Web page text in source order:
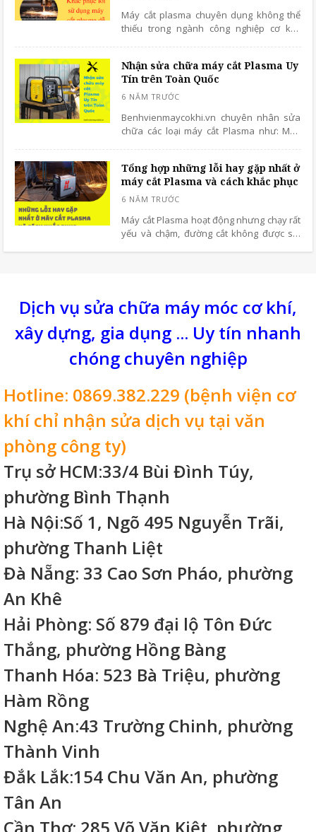
Máy cắt plasma chuyên dụng không thể
thiếu trong ngành công nghiệp cơ khí.
người dùng ưa chuộng.
Nhận sửa chữa máy cắt Plasma Uy
Tín trên Toàn Quốc
Benhvienmaycokhi.vn chuyên nhân sửa
chữa các loại máy cắt Plasma như: Máy
Chúng tôi nhận sửa chữa trên Toàn Quốc,
Quý Khách có thể đến trực tiếp nơi sửa
hoặc có thể gửi nhà xe đều được.
Tổng hợp những lỗi hay gặp nhất ở
máy cắt Plasma và cách khắc phục
Máy cắt Plasma hoạt động nhưng chạy rất
yếu và chậm, đường cắt không được sắt
Dịch vụ sửa chữa máy móc cơ khí,
xây dựng, gia dụng ... Uy tín nhanh
chóng chuyên nghiệp
Hotline: 0869.382.229 (bệnh viện cơ
khí chỉ nhận sửa dịch vụ tại văn
phòng công ty)
Trụ sở HCM:33/4 Bùi Đình Túy,
phường Bình Thạnh
Hà Nội:Số 1, Ngõ 495 Nguyễn Trãi,
phường Thanh Liệt
Đà Nẵng: 33 Cao Sơn Pháo, phường
An Khê
Hải Phòng: Số 879 đại lộ Tôn Đức
Thắng, phường Hồng Bàng
Thanh Hóa: 523 Bà Triệu, phường
Hàm Rồng
Nghệ An:43 Trường Chinh, phường
Thành Vinh
Đắk Lắk:154 Chu Văn An, phường
Tân An